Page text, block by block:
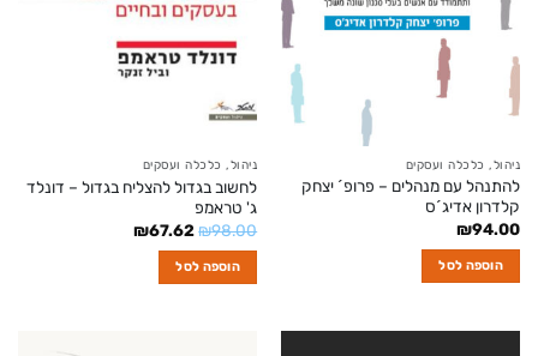
ניהול, כלכלה ועסקים
להתנהל עם מנהלים – פרופ´ יצחק
קלדרון אדיג´ס
₪94.00
הוספה לסל
ניהול, כלכלה ועסקים
לחשוב בגדול להצליח בגדול – דונלד
ג' טראמפ
₪98.00
המחיר
המקורי
היה:
₪98.00.
₪67.62
המחיר
הוספה לסל